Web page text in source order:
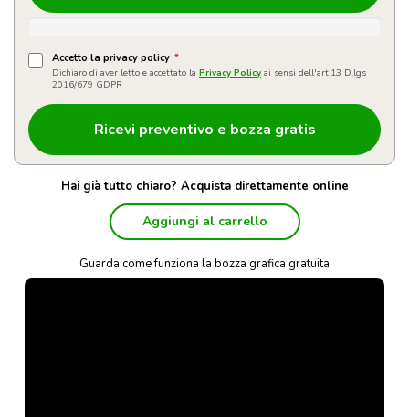
Accetto la privacy policy *
Dichiaro di aver letto e accettato la Privacy Policy ai sensi dell'art.13 D.lgs
2016/679 GDPR
Hai già tutto chiaro? Acquista direttamente online
Aggiungi al carrello
Guarda come funziona la bozza grafica gratuita